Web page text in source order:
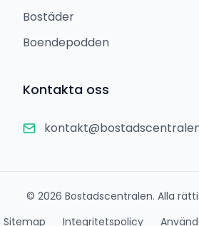
Bostäder
Boendepodden
Kontakta oss
© 2026 Bostadscentralen. Alla
Sitemap
Integritetspolicy